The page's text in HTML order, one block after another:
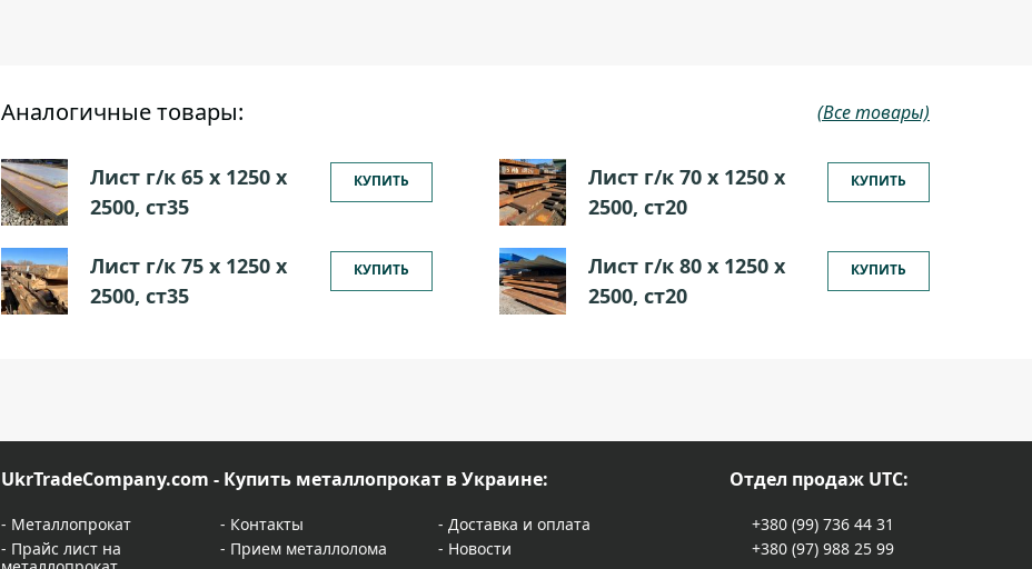
Аналогичные товары: (Все товары)
Лист г/к 65 х 1250 х
2500, ст35
КУПИТЬ
Лист г/к 70 х 1250 х
2500, ст20
КУПИТЬ
Лист г/к 75 х 1250 х
2500, ст35
КУПИТЬ
Лист г/к 80 х 1250 х
2500, ст20
КУПИТЬ
UkrTradeCompany.com - Купить металлопрокат в Украине:
- Металлопрокат - Контакты - Доставка и оплата
- Прайс лист на
- Прием металлолома - Новости
Отдел продаж UTC:
+380 (99) 736 44 31
+380 (97) 988 25 99